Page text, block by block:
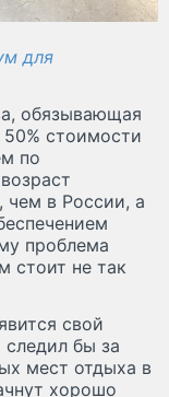
для
обязывающая
стоимости
по
чем в России, а
проблема
стоит не так
свой
бы за
мест отдыха в
хорошо